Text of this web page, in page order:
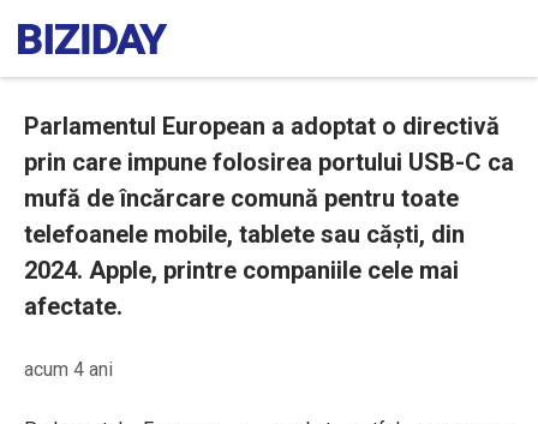
Parlamentul European a adoptat o directivă
prin care impune folosirea portului USB-C ca
mufă de încărcare comună pentru toate
telefoanele mobile, tablete sau căști, din
2024. Apple, printre companiile cele mai
afectate.
acum 4 ani